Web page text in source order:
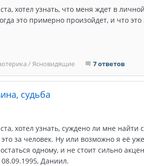
хотел узнать, что меня ждет в
это примерно произойдет, и что
/Ясновидящие 7 ответов
судьба
хотел узнать, суждено ли мне
за человек. Ну или возможно я её
одному, и не стоит сильно
Даниил.